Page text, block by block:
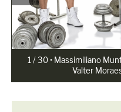
Anabolizantes
Suplementação
Saúde
1 / 30 • Massimiliano
Valter